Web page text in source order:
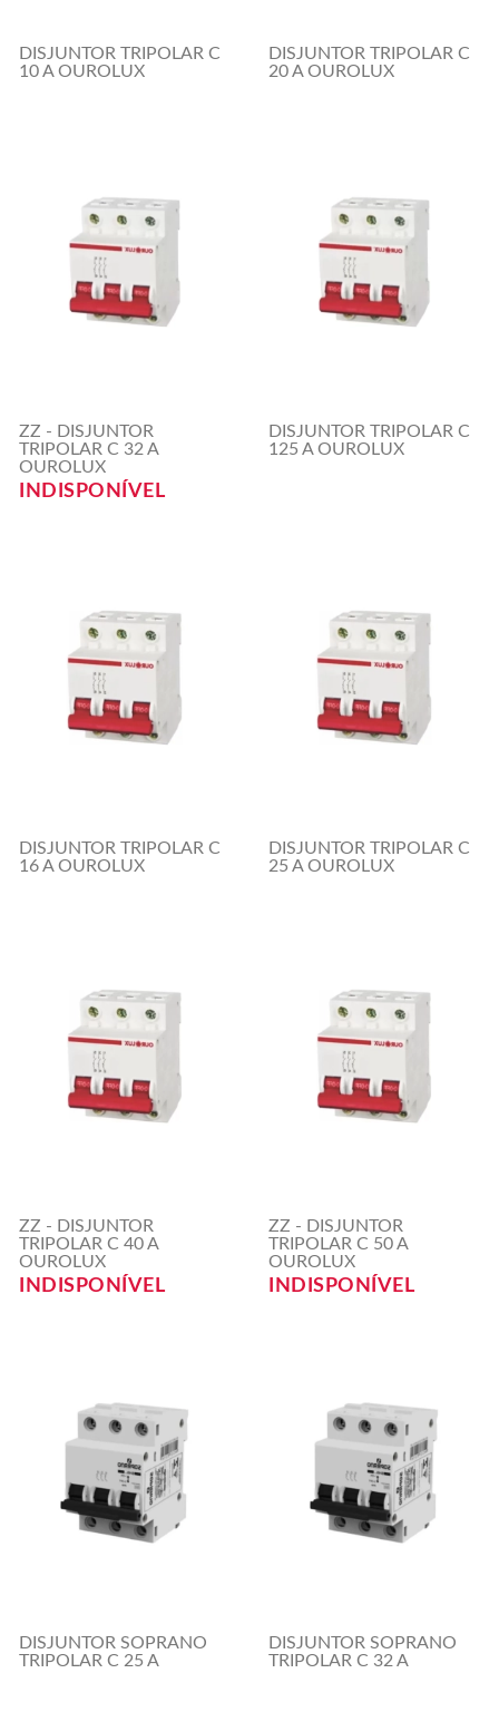
DISJUNTOR TRIPOLAR C
10 A OUROLUX
DISJUNTOR TRIPOLAR C
20 A OUROLUX
ZZ - DISJUNTOR
TRIPOLAR C 32 A
OUROLUX
INDISPONÍVEL
DISJUNTOR TRIPOLAR C
125 A OUROLUX
DISJUNTOR TRIPOLAR C
16 A OUROLUX
DISJUNTOR TRIPOLAR C
25 A OUROLUX
ZZ - DISJUNTOR
TRIPOLAR C 40 A
OUROLUX
INDISPONÍVEL
ZZ - DISJUNTOR
TRIPOLAR C 50 A
OUROLUX
INDISPONÍVEL
DISJUNTOR SOPRANO
TRIPOLAR C 25 A
DISJUNTOR SOPRANO
TRIPOLAR C 32 A